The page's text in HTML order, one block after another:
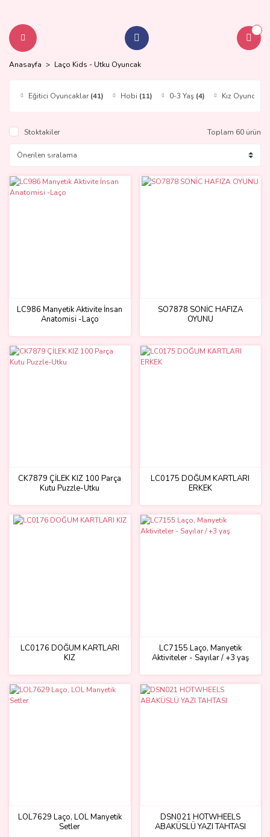
Anasayfa Laço Kids - Utku Oyuncak
Eğitici Oyuncaklar(41) Hobi (11) 0-3 Yaş (4) Kız
Stoktakiler Toplam 60 ürün
LC986 Manyetik Aktivite İnsan
Anatomisi -Laço
SO7878 SONİC HAFIZA
OYUNU
CK7879 ÇİLEK KIZ 100 Parça
Kutu Puzzle-Utku
LC0175 DOĞUM KARTLARI
ERKEK
LC0176 DOĞUM KARTLARI
KIZ
LC7155 Laço, Manyetik
Aktiviteler - Sayılar / +3 yaş
LOL7629 Laço, LOL Manyetik
Setler
DSN021 HOTWHEELS
ABAKÜSLÜ YAZI TAHTASI